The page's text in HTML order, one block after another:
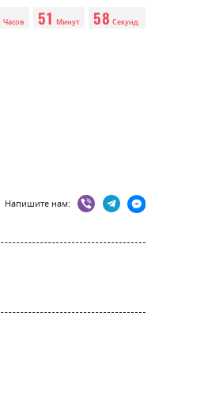
Часов 51 Минут 57 Секунд
Напишите нам: